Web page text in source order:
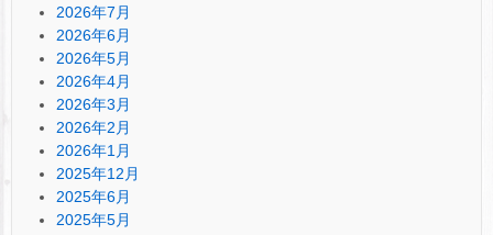
2026年7月
2026年6月
2026年5月
2026年4月
2026年3月
2026年2月
2026年1月
2025年12月
2025年6月
2025年5月